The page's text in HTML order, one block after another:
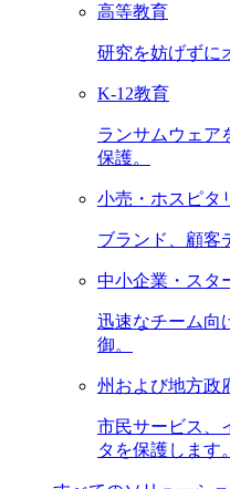
高等教育
研究を妨げずに
K-12教育
ランサムウェア
保護。
小売・ホスピタ
ブランド、顧客
中小企業・スタ
迅速なチーム向
御。
州および地方政
市民サービス、
タを保護します。